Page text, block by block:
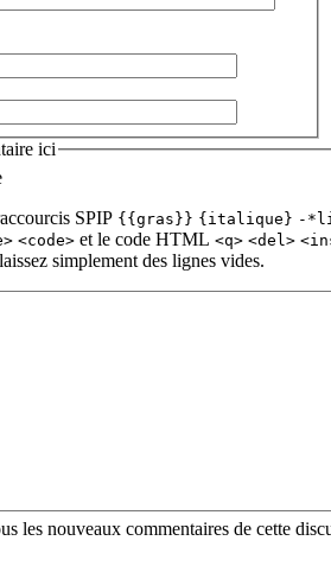
ici
SPIP {{gras}} {italique} -
<code> et le code HTML <q> <del>
simplement des lignes vides.
les nouveaux commentaires de cette